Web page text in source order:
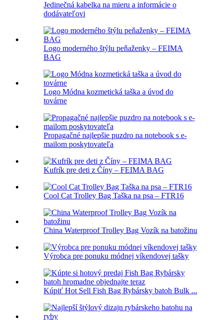
Jedinečná kabelka na mieru a informácie o
dodávateľovi
Logo moderného štýlu peňaženky – FEIMA
BAG
Logo Módna kozmetická taška a úvod do
továrne
Propagačné najlepšie puzdro na notebook s e-
mailom poskytovateľa
Kufrík pre deti z Číny – FEIMA BAG
Cool Cat Trolley Bag Taška na psa – FTR16
China Waterproof Trolley Bag Vozík na batožinu
Výrobca pre ponuku módnej víkendovej tašky
Kúpiť Hot Sell Fish Bag Rybársky batoh Bulk ...